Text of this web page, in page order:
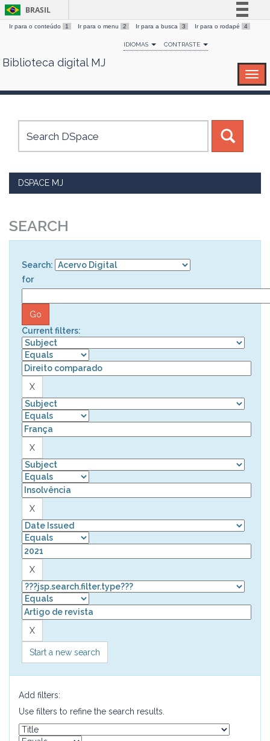
Skip
BRASIL
Simplifique!
Comunica BR
Canais
Ir para o conteúdo 1 Ir para o menu 2 Ir para a busca 3 Ir para o rodapé 4
IDIOMAS CONTRASTE
Biblioteca digital MJ
DSPACE MJ
SEARCH
Search:
for
Current filters:
Start a new search
Add filters:
Use filters to refine the search results.